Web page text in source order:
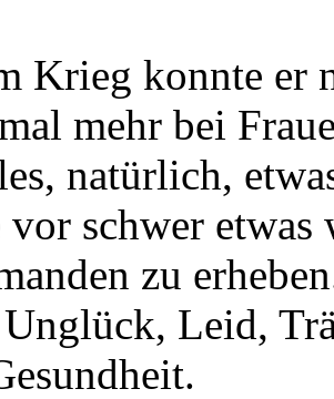
Krieg konnte er
mehr bei
natürlich,
schwer
zu
Leid,